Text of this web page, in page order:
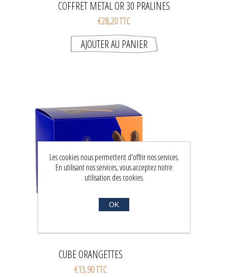
COFFRET METAL OR 30 PRALINES
€28,20 TTC
CUBE ORANGETTES
€13,90 TTC
Les cookies nous permettent d'offrir nos services.
En utilisant nos services, vous acceptez notre
utilisation des cookies.
OK